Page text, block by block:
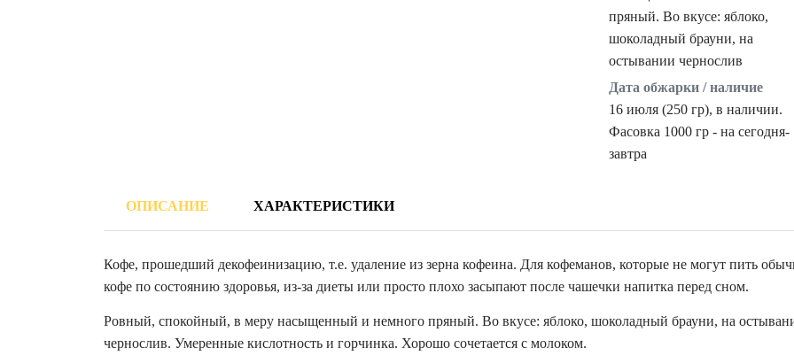
пряный. Во вкусе: яблоко,
шоколадный брауни, на
остывании чернослив
Дата обжарки / наличие
16 июля (250 гр), в наличии.
Фасовка 1000 гр - на сегодня-
завтра
ОПИСАНИЕ ХАРАКТЕРИСТИКИ
Кофе, прошедший декофеинизацию, т.е. удаление из зерна кофеина. Для кофеманов, которые не могут пить
кофе по состоянию здоровья, из-за диеты или просто плохо засыпают после чашечки напитка перед сном.
Ровный, спокойный, в меру насыщенный и немного пряный. Во вкусе: яблоко, шоколадный брауни, на
чернослив. Умеренные кислотность и горчинка. Хорошо сочетается с молоком.